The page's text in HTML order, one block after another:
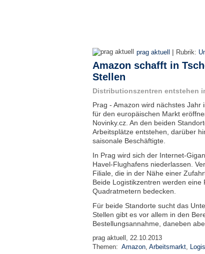
prag aktuell | Rubrik:
Amazon schafft in
Stellen
Distributionszentren entstehen
Prag - Amazon wird nächstes
für den europäischen Markt
Novinky.cz. An den beiden
Arbeitsplätze entstehen, darüber
saisonale Beschäftigte.
In Prag wird sich der Internet-
Havel-Flughafens niederlassen.
Filiale, die in der Nähe einer
Beide Logistikzentren werden eine
Quadratmetern bedecken.
Für beide Standorte sucht das
Stellen gibt es vor allem in den
Bestellungsannahme, daneben
prag aktuell, 22.10.2013
Themen: Amazon, Arbeitsmarkt,